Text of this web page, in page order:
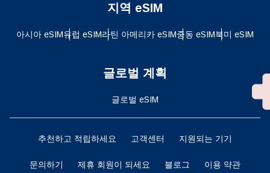
지역 eSIM
아시아 eSIM유럽 ​​eSIM라틴 아메리카 eSIM중동 eSIM북미 eSIM
글로벌 계획
글로벌 eSIM
추천하고 적립하세요 고객센터 지원되는 기기
문의하기 제휴 회원이 되세요 블로그 이용 약관